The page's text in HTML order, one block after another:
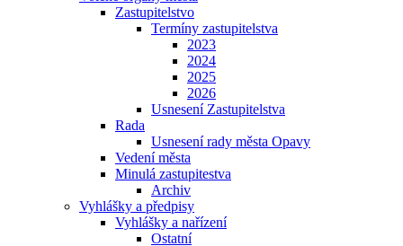
Zastupitelstvo
Termíny zastupitelstva
2023
2024
2025
2026
Usnesení Zastupitelstva
Rada
Usnesení rady města Opavy
Vedení města
Minulá zastupitestva
Archiv
Vyhlášky a předpisy
Vyhlášky a nařízení
Ostatní